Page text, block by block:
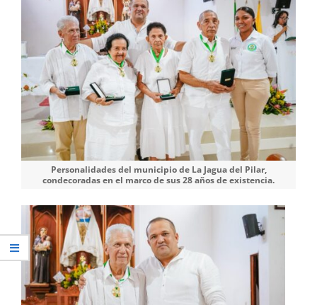
Personalidades del municipio de La Jagua del Pilar,
condecoradas en el marco de sus 28 años de existencia.